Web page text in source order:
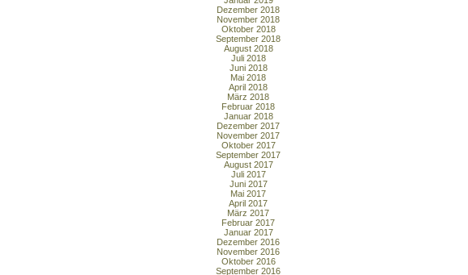
Dezember 2018
November 2018
Oktober 2018
September 2018
August 2018
Juli 2018
Juni 2018
Mai 2018
April 2018
März 2018
Februar 2018
Januar 2018
Dezember 2017
November 2017
Oktober 2017
September 2017
August 2017
Juli 2017
Juni 2017
Mai 2017
April 2017
März 2017
Februar 2017
Januar 2017
Dezember 2016
November 2016
Oktober 2016
September 2016